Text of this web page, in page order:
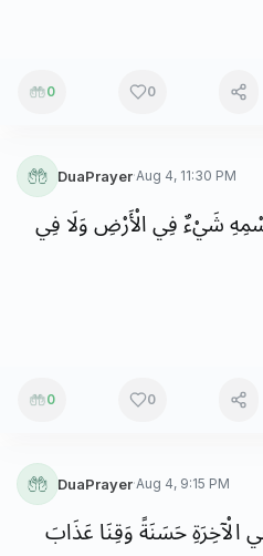
0 0
DuaPrayer·Aug 4, 11:30 PM
شَيْءٌفِيالْأَرْضِوَلَافِي
0 0
DuaPrayer·Aug 4, 9:15 PM
الْآخِرَةِحَسَنَةًوَقِنَاعَذَابَ